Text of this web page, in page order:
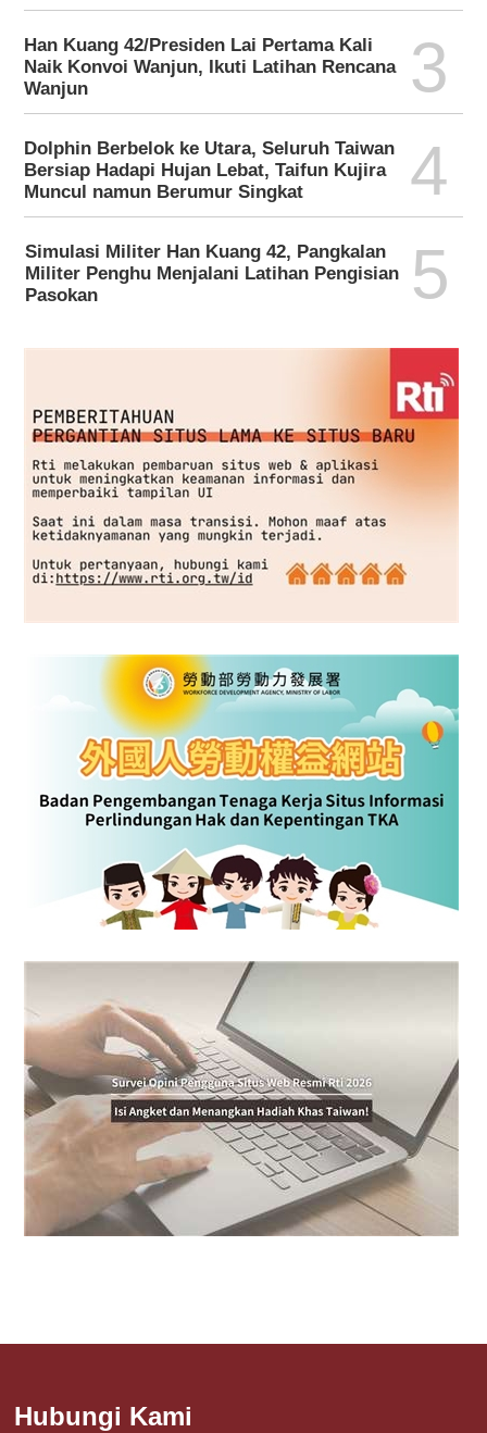
Han Kuang 42/Presiden Lai Pertama Kali
Naik Konvoi Wanjun, Ikuti Latihan Rencana
Wanjun
3
Dolphin Berbelok ke Utara, Seluruh Taiwan
Bersiap Hadapi Hujan Lebat, Taifun Kujira
Muncul namun Berumur Singkat
4
Simulasi Militer Han Kuang 42, Pangkalan
Militer Penghu Menjalani Latihan Pengisian
Pasokan
5
Hubungi Kami